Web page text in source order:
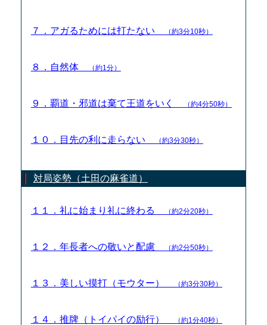
７．アガるためには打たない （約3分10秒）
８．自然体 （約1分）
９．覇道・邪道は棄て王道をいく （約4分50秒）
１０．目先の利に走らない （約3分30秒）
対局姿勢（土田の麻雀道）
１１．礼に始まり礼に終わる （約2分20秒）
１２．年長者への敬いと配慮 （約2分50秒）
１３．美しい摸打（モウター） （約3分30秒）
１４．推牌（トイパイの励行） （約1分40秒）